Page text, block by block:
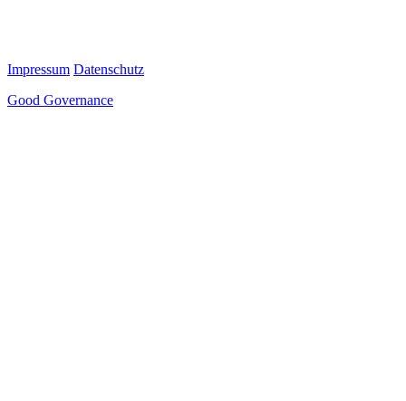
Impressum Datenschutz
Good Governance